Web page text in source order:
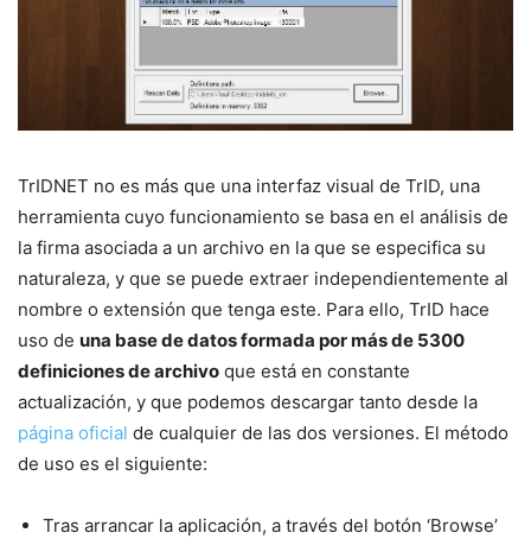
TrIDNET no es más que una interfaz visual de TrID, una
herramienta cuyo funcionamiento se basa en el análisis de
la firma asociada a un archivo en la que se especifica su
naturaleza, y que se puede extraer independientemente al
nombre o extensión que tenga este. Para ello, TrID hace
uso de una base de datos formada por más de 5300
definiciones de archivo que está en constante
actualización, y que podemos descargar tanto desde la
página oficial de cualquier de las dos versiones. El método
de uso es el siguiente:
Tras arrancar la aplicación, a través del botón ‘Browse’